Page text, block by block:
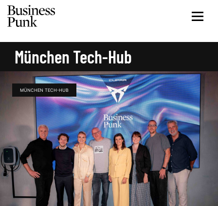
München Tech-Hub
MÜNCHEN TECH-HUB